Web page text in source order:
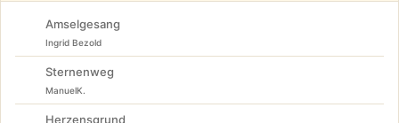
Amselgesang
Ingrid Bezold
Sternenweg
ManuelK.
Herzensgrund